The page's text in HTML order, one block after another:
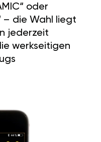
oder
– die Wahl liegt
jederzeit
werkseitigen